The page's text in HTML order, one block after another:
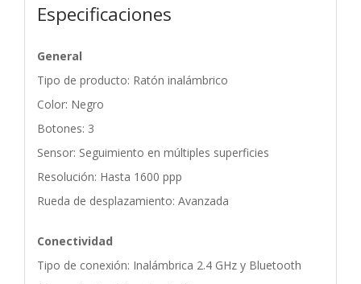
Especificaciones
General
Tipo de producto: Ratón inalámbrico
Color: Negro
Botones: 3
Sensor: Seguimiento en múltiples superficies
Resolución: Hasta 1600 ppp
Rueda de desplazamiento: Avanzada
Conectividad
Tipo de conexión: Inalámbrica 2.4 GHz y Bluetooth